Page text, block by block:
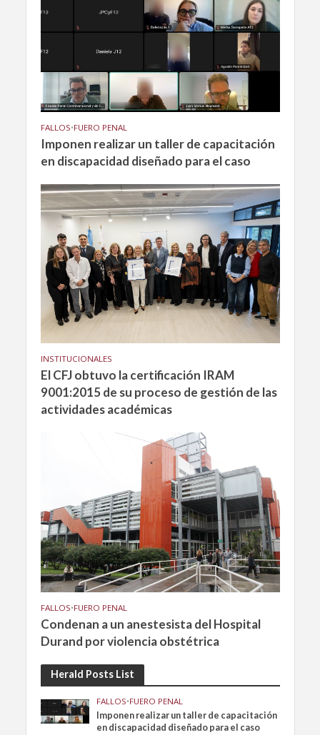
FALLOS•FUERO PENAL
Imponen realizar un taller de capacitación
en discapacidad diseñado para el caso
INSTITUCIONALES
El CFJ obtuvo la certificación IRAM
9001:2015 de su proceso de gestión de las
actividades académicas
FALLOS•FUERO PENAL
Condenan a un anestesista del Hospital
Durand por violencia obstétrica
Herald Posts List
FALLOS•FUERO PENAL
Imponen realizar un taller de capacitación
en discapacidad diseñado para el caso